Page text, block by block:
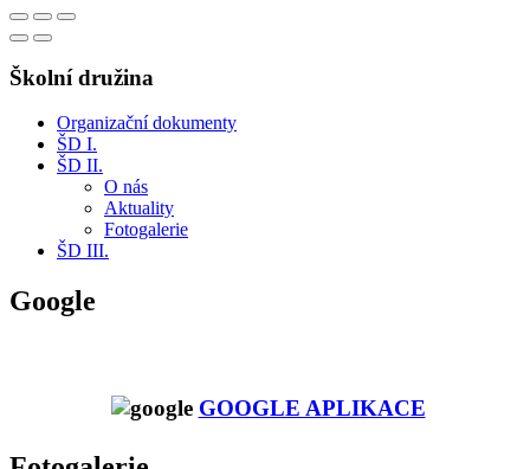
Školní družina
Organizační dokumenty
ŠD I.
ŠD II.
O nás
Aktuality
Fotogalerie
ŠD III.
Google
GOOGLE APLIKACE